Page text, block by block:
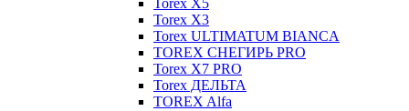
Torex Х3
Torex ULTIMATUM BIANCA
TOREX СНЕГИРЬ PRO
Torex X7 PRO
Torex ДЕЛЬТА
TOREX Alfa